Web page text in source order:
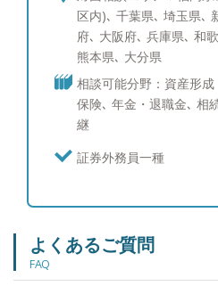
で、お一人お一人がこれま
家族への想いなどをお伺い
した。その中でファイナン
事とは、単に商品やサービス
く、お客様の人生観や想い
添い、心から信頼できる相
重要であると確信しました
その方の夢を応援できる存
の二点は譲ることのできな
た、お客様と向き合うにあ
産・税務など一つ一つの分
区内)､ 千葉県､ 埼玉県､
府､ 大阪府､ 兵庫県､ 和
熊本県､ 大分県
相談可能分野：資産形
保険､ 年金・退職金､ 相
継
証券外務員一種
よくあるご質問
FAQ